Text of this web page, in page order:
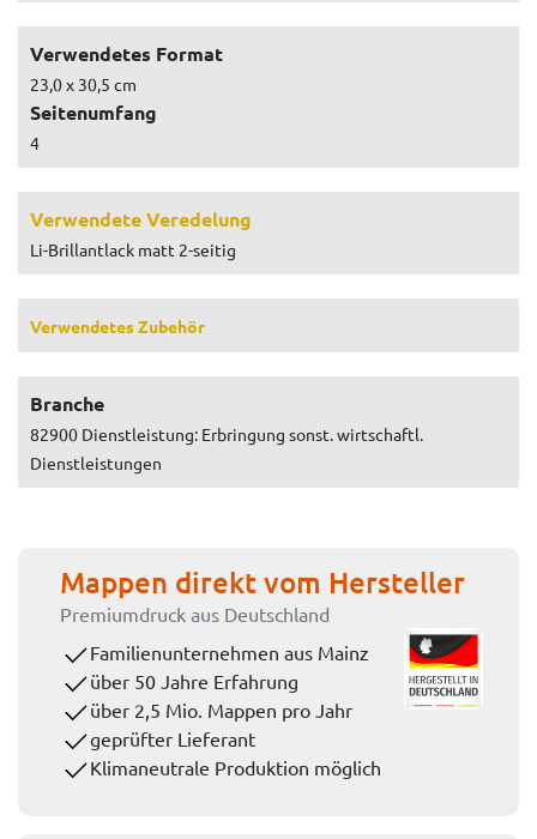
Verwendetes Format
23,0 x 30,5 cm
Seitenumfang
4
Verwendete Veredelung
Li-Brillantlack matt 2-seitig
Verwendetes Zubehör
Branche
82900 Dienstleistung: Erbringung sonst. wirtschaftl.
Dienstleistungen
Mappen direkt vom Hersteller
Premiumdruck aus Deutschland
Familienunternehmen aus Mainz
über 50 Jahre Erfahrung
über 2,5 Mio. Mappen pro Jahr
geprüfter Lieferant
Klimaneutrale Produktion möglich